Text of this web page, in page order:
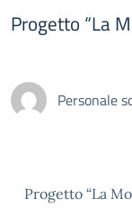
Progetto “La
Personale
Progetto “La